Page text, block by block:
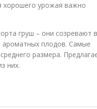
хорошего урожая важно
груш – они созревают в
ароматных плодов. Самые
размера.
них.